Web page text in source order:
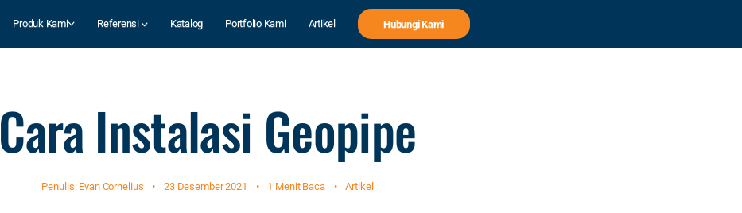
Produk Kami Referensi Katalog Portfolio Kami Artikel Hubungi Kami
Cara Instalasi Geopipe
Penulis: Evan Cornelius • 23 Desember 2021 • 1 Menit Baca • Artikel